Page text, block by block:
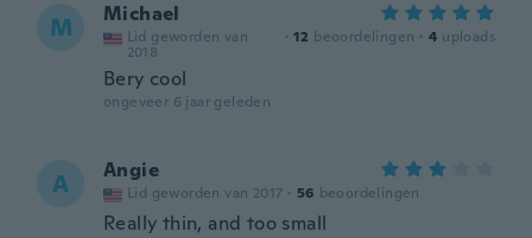
M Michael
Lid geworden van
2018
· 12 beoordelingen · 4 uploads
Bery cool
ongeveer 6 jaar geleden
A Angie
Lid geworden van 2017 · 56 beoordelingen
Really thin, and too small